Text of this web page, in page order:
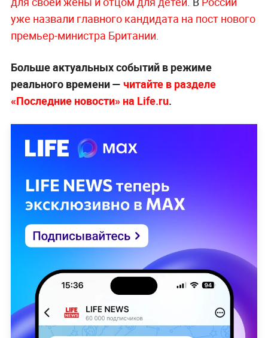
уже назвали главного кандидата на пост нового
премьер-министра Британии.
Больше актуальных событий в режиме
реального времени — читайте в разделе
«Последние новости» на Life.ru.